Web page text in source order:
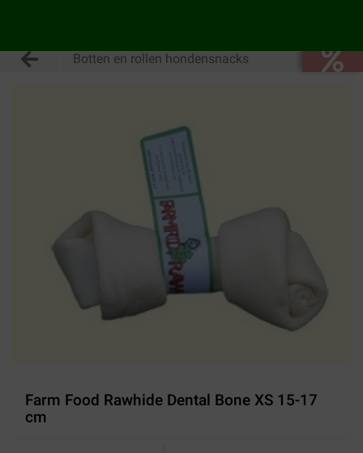
Botten en rollen hondensnacks
Farm Food Rawhide Dental Bone XS 15-17
cm